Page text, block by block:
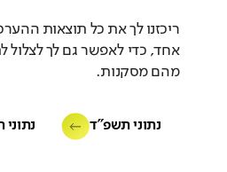
ריכזנו לך את כל תוצאות
אחד, כדי לאפשר גם לך לצלול
מהם מסקנות.
נתוני תשפ"ד